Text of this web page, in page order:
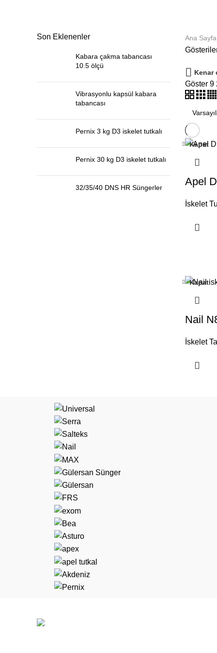
Son Eklenenler
Kabara çakma tabancası
10.5 ölçü
Vibrasyonlu kapsül kabara
tabancası
Pernix 3 kg D3 iskelet tutkalı
Pernix 30 kg D3 iskelet tutkalı
32/35/40 DNS HR Süngerler
Ana Sayfa
Kenar
Göster 9
Kapat
Apel
İskelet
Kapat
Nail
İskelet